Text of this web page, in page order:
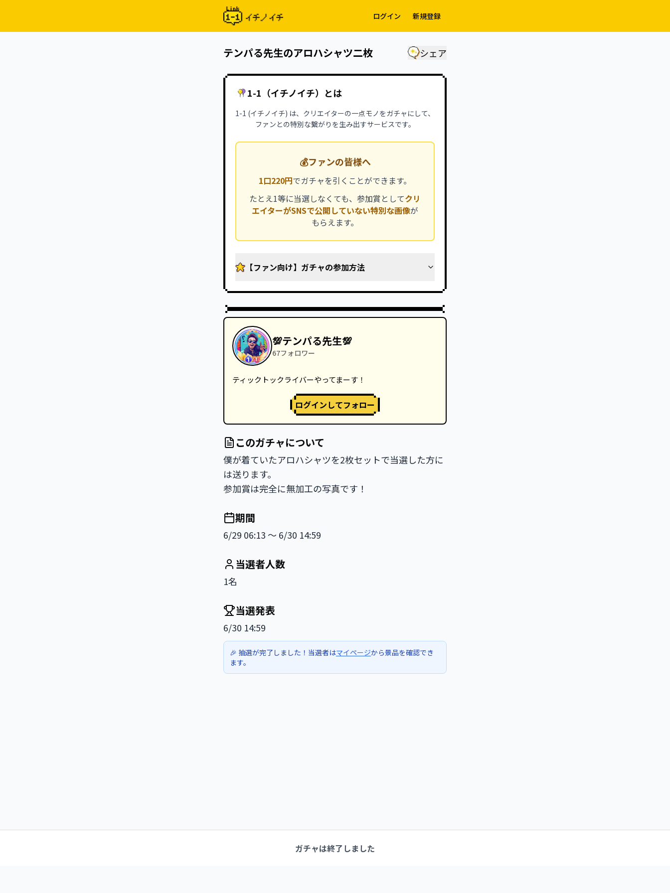
ログイン 新規登録
テンパる先生のアロハシャツ二枚 シェア
1-1（イチノイチ）とは
1-1 (イチノイチ) は、クリエイターの一点モノをガチャにして、
ファンとの特別な繋がりを生み出すサービスです。
💰ファンの皆様へ
1口220円でガチャを引くことができます。
たとえ1等に当選しなくても、参加賞としてクリ
エイターがSNSで公開していない特別な画像が
もらえます。
【ファン向け】ガチャの参加方法
💯テンパる先生💯
67フォロワー
ティックトックライバーやってまーす！
ログインしてフォロー
このガチャについて
僕が着ていたアロハシャツを2枚セットで当選した方に
は送ります。
参加賞は完全に無加工の写真です！
期間
6/29 06:13 〜 6/30 14:59
当選者人数
1名
当選発表
6/30 14:59
🎉 抽選が完了しました！当選者はマイページから景品を確認でき
ます。
ガチャは終了しました